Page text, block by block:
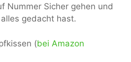
Nummer Sicher gehen und
gedacht hast.
(bei Amazon